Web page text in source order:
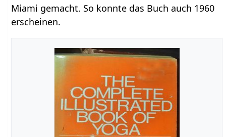
Miami gemacht. So konnte das Buch auch 1960
erscheinen.